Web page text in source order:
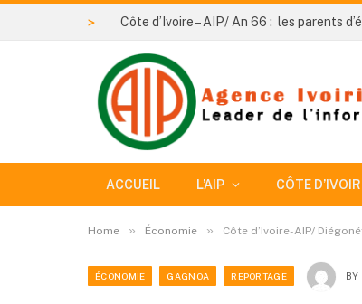
>
ACCUEIL L’AIP CÔTE
Home » Économie » Côte d’Ivoire-AIP/
ÉCONOMIE GAGNOA REPORTAGE BY